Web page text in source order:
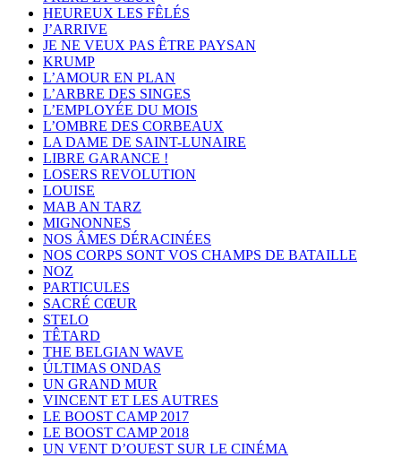
HEUREUX LES FÊLÉS
J’ARRIVE
JE NE VEUX PAS ÊTRE PAYSAN
KRUMP
L’AMOUR EN PLAN
L’ARBRE DES SINGES
L’EMPLOYÉE DU MOIS
L’OMBRE DES CORBEAUX
LA DAME DE SAINT-LUNAIRE
LIBRE GARANCE !
LOSERS REVOLUTION
LOUISE
MAB AN TARZ
MIGNONNES
NOS ÂMES DÉRACINÉES
NOS CORPS SONT VOS CHAMPS DE BATAILLE
NOZ
PARTICULES
SACRÉ CŒUR
STELO
TÊTARD
THE BELGIAN WAVE
ÚLTIMAS ONDAS
UN GRAND MUR
VINCENT ET LES AUTRES
LE BOOST CAMP 2017
LE BOOST CAMP 2018
UN VENT D’OUEST SUR LE CINÉMA